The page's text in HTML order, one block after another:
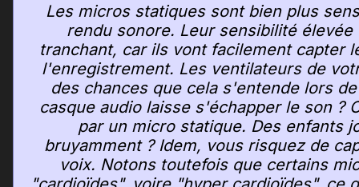
Les micros statiques sont bien plus
rendu sonore. Leur sensibilité
tranchant, car ils vont facilement capter
l'enregistrement. Les ventilateurs de
des chances que cela s'entende lors
casque audio laisse s'échapper le son ?
par un micro statique. Des enfants
bruyamment ? Idem, vous risquez de
voix. Notons toutefois que certains